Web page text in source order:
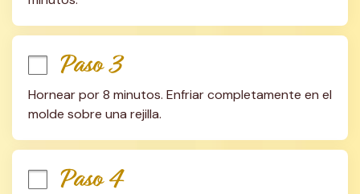
Paso 3
Hornear por 8 minutos. Enfriar completamente en el
molde sobre una rejilla.
Paso 4